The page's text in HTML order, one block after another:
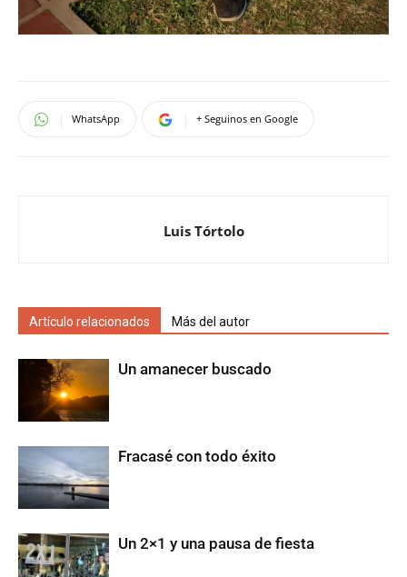
WhatsApp + Seguinos en Google
Luis Tórtolo
Artículo relacionados Más del autor
Un amanecer buscado
Fracasé con todo éxito
Un 2×1 y una pausa de fiesta